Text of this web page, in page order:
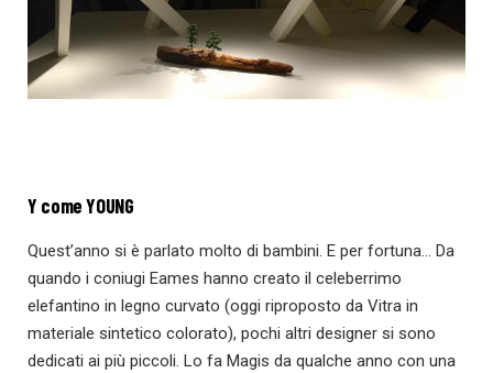
Y come YOUNG
Quest’anno si è parlato molto di bambini. E per fortuna… Da
quando i coniugi Eames hanno creato il celeberrimo
elefantino in legno curvato (oggi riproposto da Vitra in
materiale sintetico colorato), pochi altri designer si sono
dedicati ai più piccoli. Lo fa Magis da qualche anno con una